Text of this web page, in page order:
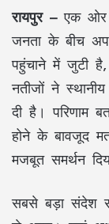
रायपुर –एक ओर
जनता के बीच
पहुंचाने में जुटी
नतीजों ने
दी है। परिणाम
होने के बावजूद
मजबूत समर्थन
सबसे बड़ा संदेश